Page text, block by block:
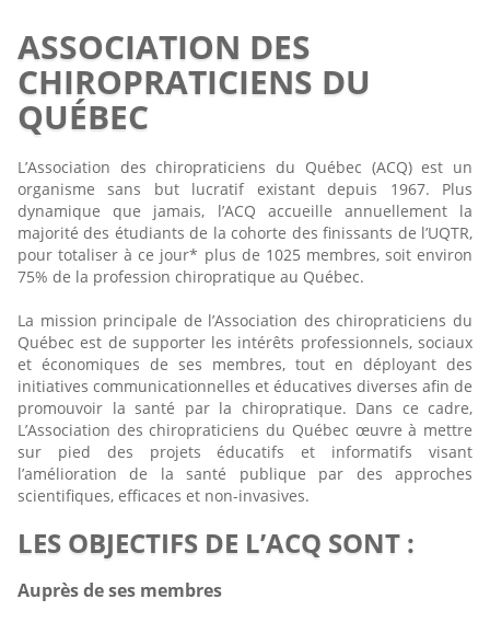
ASSOCIATION DES
CHIROPRATICIENS DU
QUÉBEC
L’Association des chiropraticiens du Québec (ACQ) est un
organisme sans but lucratif existant depuis 1967. Plus
dynamique que jamais, l’ACQ accueille annuellement la
majorité des étudiants de la cohorte des finissants de l’UQTR,
pour totaliser à ce jour* plus de 1025 membres, soit environ
75% de la profession chiropratique au Québec.
La mission principale de l’Association des chiropraticiens du
Québec est de supporter les intérêts professionnels, sociaux
et économiques de ses membres, tout en déployant des
initiatives communicationnelles et éducatives diverses afin de
promouvoir la santé par la chiropratique. Dans ce cadre,
L’Association des chiropraticiens du Québec œuvre à mettre
sur pied des projets éducatifs et informatifs visant
l’amélioration de la santé publique par des approches
scientifiques, efficaces et non-invasives.
LES OBJECTIFS DE L’ACQ SONT :
Auprès de ses membres